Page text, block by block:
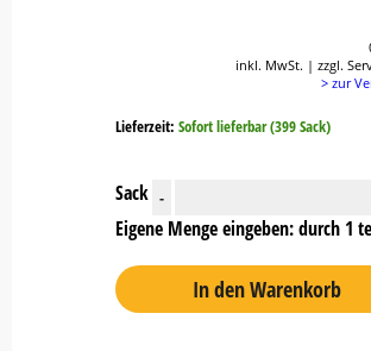
inkl. MwSt. | zzgl.
> zur
Lieferzeit: Sofort lieferbar (399 Sack)
Sack -
Eigene Menge eingeben: durch 1
In den Warenkorb